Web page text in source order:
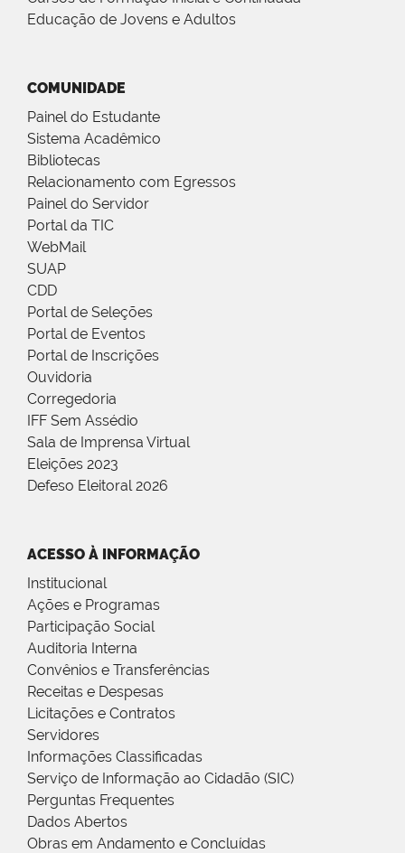
Educação de Jovens e Adultos
COMUNIDADE
Painel do Estudante
Sistema Acadêmico
Bibliotecas
Relacionamento com Egressos
Painel do Servidor
Portal da TIC
WebMail
SUAP
CDD
Portal de Seleções
Portal de Eventos
Portal de Inscrições
Ouvidoria
Corregedoria
IFF Sem Assédio
Sala de Imprensa Virtual
Eleições 2023
Defeso Eleitoral 2026
ACESSO À INFORMAÇÃO
Institucional
Ações e Programas
Participação Social
Auditoria Interna
Convênios e Transferências
Receitas e Despesas
Licitações e Contratos
Servidores
Informações Classificadas
Serviço de Informação ao Cidadão (SIC)
Perguntas Frequentes
Dados Abertos
Obras em Andamento e Concluídas